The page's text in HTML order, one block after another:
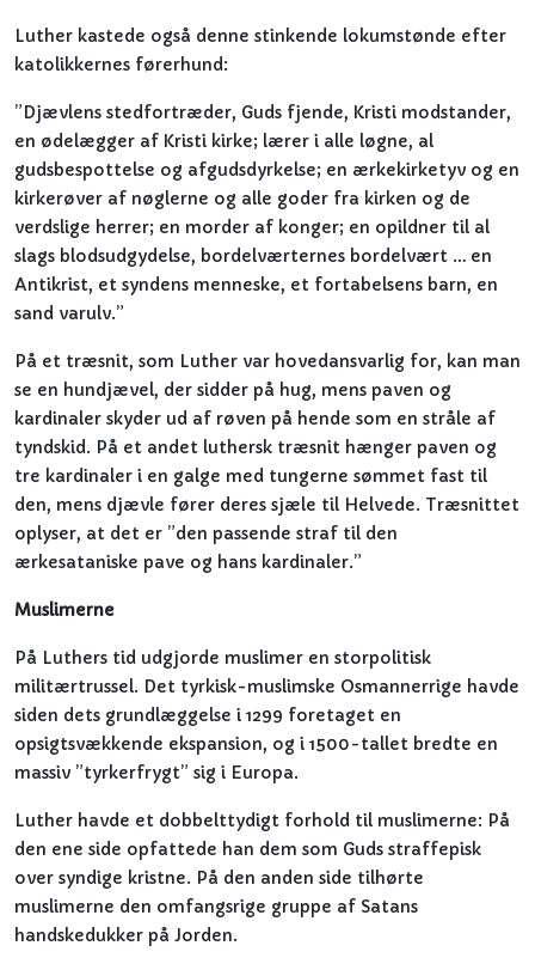
Luther kastede også denne stinkende lokumstønde efter
katolikkernes førerhund:
”Djævlens stedfortræder, Guds fjende, Kristi modstander,
en ødelægger af Kristi kirke; lærer i alle løgne, al
gudsbespottelse og afgudsdyrkelse; en ærkekirketyv og en
kirkerøver af nøglerne og alle goder fra kirken og de
verdslige herrer; en morder af konger; en opildner til al
slags blodsudgydelse, bordelværternes bordelvært … en
Antikrist, et syndens menneske, et fortabelsens barn, en
sand varulv.”
På et træsnit, som Luther var hovedansvarlig for, kan man
se en hundjævel, der sidder på hug, mens paven og
kardinaler skyder ud af røven på hende som en stråle af
tyndskid. På et andet luthersk træsnit hænger paven og
tre kardinaler i en galge med tungerne sømmet fast til
den, mens djævle fører deres sjæle til Helvede. Træsnittet
oplyser, at det er ”den passende straf til den
ærkesataniske pave og hans kardinaler.”
Muslimerne
På Luthers tid udgjorde muslimer en storpolitisk
militærtrussel. Det tyrkisk-muslimske Osmannerrige havde
siden dets grundlæggelse i 1299 foretaget en
opsigtsvækkende ekspansion, og i 1500-tallet bredte en
massiv ”tyrkerfrygt” sig i Europa.
Luther havde et dobbelttydigt forhold til muslimerne: På
den ene side opfattede han dem som Guds straffepisk
over syndige kristne. På den anden side tilhørte
muslimerne den omfangsrige gruppe af Satans
handskedukker på Jorden.